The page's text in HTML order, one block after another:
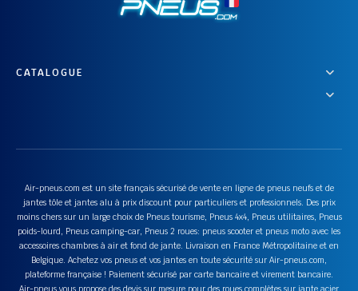
CATALOGUE
Air-pneus.com est un site français sécurisé de vente en ligne de pneus neufs et de
jantes tôle et jantes alu à prix discount pour particuliers et professionnels. Des prix
moins chers sur un large choix de Pneus tourisme, Pneus 4x4, Pneus utilitaires, Pneus
poids-lourd, Pneus camping-car, Pneus 2 roues: pneus scooter et pneus moto avec les
accessoires chambres à air et fond de jante. Livraison en France Métropolitaine et en
Belgique. Achetez vos pneus et vos jantes en toute sécurité sur Air-pneus.com,
plateforme française ! Paiement sécurisé par carte bancaire et virement bancaire.
Air-pneus vous propose des devis sur mesure pour des roues complètes sur jante acier